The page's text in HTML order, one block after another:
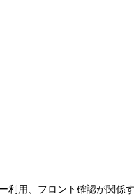
利用、フロント確認が関係